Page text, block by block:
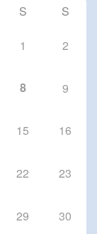
S S
1 2
8 9
15 16
22 23
29 30